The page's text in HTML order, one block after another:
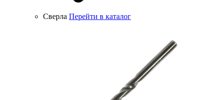
Сверла Перейти в каталог